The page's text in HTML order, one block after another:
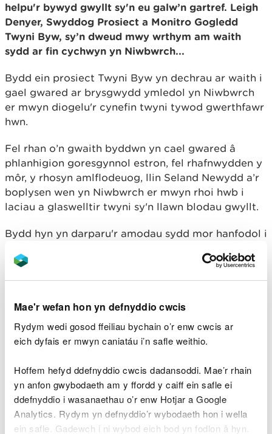
Mae'r wefan hon yn defnyddio cwcis
Rydym wedi gosod ffeiliau bychain o’r enw cwcis ar
eich dyfais er mwyn caniatáu i’n safle weithio.
Hoffem hefyd ddefnyddio cwcis dadansoddi. Mae’r rhain
yn anfon gwybodaeth am y ffordd y caiff ein safle ei
ddefnyddio i wasanaethau o’r enw Hotjar a Google
Analytics. Rydym yn defnyddio’r wybodaeth hon i wella
ein safle. Gadewch i ni wybod eich bod yn fodlon â hyn.
helpu'r bywyd gwyllt sy'n eu galw’n gartref. Leigh
Denyer, Swyddog Prosiect a Monitro Gogledd
Twyni Byw, sy’n dweud mwy wrthym am waith
sydd ar fin cychwyn yn Niwbwrch...
Bydd ein prosiect Twyni Byw yn dechrau ar waith i
gael gwared ar brysgwydd ymledol yn Niwbwrch
er mwyn diogelu'r cynefin twyni tywod gwerthfawr
hwn.
Fel rhan o’n gwaith byddwn yn cael gwared â
phlanhigion goresgynnol estron, fel rhafnwydden y
môr, y rhosyn amlflodeuog, llin Seland Newydd a’r
boplysen wen yn Niwbwrch er mwyn rhoi hwb i
laciau a glaswelltir twyni sy'n llawn blodau gwyllt.
Bydd hyn yn darparu'r amodau sydd mor hanfodol i
Gymru, fel y petal-lys, sef math o lys yr afu, a
Bydd rhan yma’r gwaith yn dechrau ar Twyni
dwyni. Bydd cael gwared â rhywogaethau
anfrodorol yn adfer cydbwysedd naturiol y
twyni sy'n tyfu'n isel ffynnu. Bydd y gwaith yn rhoi
hwb hollbwysig i'r rhywogaethau sy'n dibynnu ar
dwyni iach er mwyn iddynt oroesi.